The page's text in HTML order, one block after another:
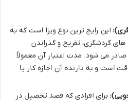
این رایج ترین نوع ویزا است که به
های گردشگری، تفریح و گذراندن
می شود. مدت اعتبار آن معمولاً
است و به دارنده آن اجازه کار یا
برای افرادی که قصد تحصیل در